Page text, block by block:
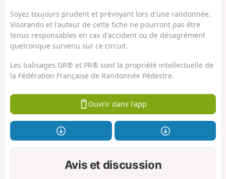
Soyez toujours prudent et prévoyant lors d'une randonnée.
Visorando et l'auteur de cette fiche ne pourront pas être
tenus responsables en cas d'accident ou de désagrément
quelconque survenu sur ce circuit.
Les balisages GR® et PR® sont la propriété intellectuelle de
la Fédération Française de Randonnée Pédestre.
Ouvrir dans l'app
Avis et discussion